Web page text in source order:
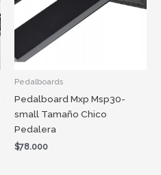
Pedalboards
Pedalboard Mxp Msp30-
small Tamaño Chico
Pedalera
$78.000